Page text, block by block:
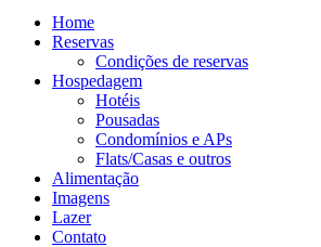
Home
Reservas
Condições de reservas
Hospedagem
Hotéis
Pousadas
Condomínios e APs
Flats/Casas e outros
Alimentação
Imagens
Lazer
Contato